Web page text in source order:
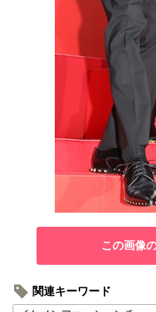
この画像
関連キーワード